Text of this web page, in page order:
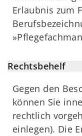
Erlaubnis zum
Rechtsbehelf
Gegen den
können Sie
rechtlich
einlegen). Die